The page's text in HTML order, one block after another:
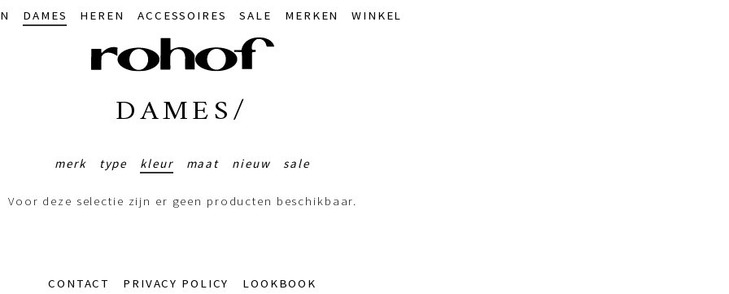
DAMES HEREN ACCESSOIRES SALE MERKEN WINKEL
DAMES/
merk type kleur maat nieuw sale
Voor deze selectie zijn er geen producten beschikbaar.
CONTACT PRIVACY POLICY LOOKBOOK